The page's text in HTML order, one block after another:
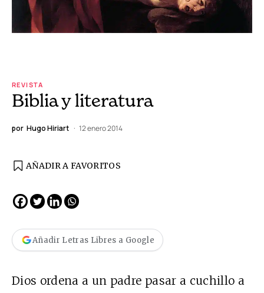
REVISTA
Biblia y literatura
por Hugo Hiriart 12 enero 2014
AÑADIR A FAVORITOS
Añadir Letras Libres a Google
Dios ordena a un padre pasar a cuchillo a